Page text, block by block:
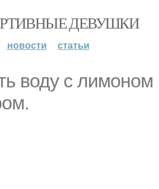
ДЕВУШКИ
новости статьи
воду с лимоном